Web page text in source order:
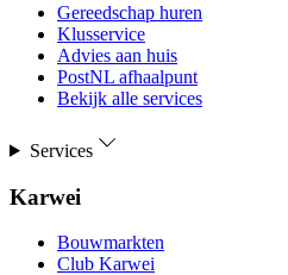
Gereedschap huren
Klusservice
Advies aan huis
PostNL afhaalpunt
Bekijk alle services
Services
Karwei
Bouwmarkten
Club Karwei